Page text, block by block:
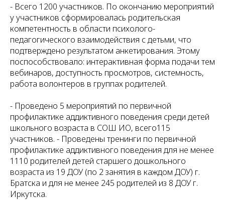
- Всего 1200 участников. По окончанию мероприятий
у участников сформировалась родительская
компетентность в области психолого-
педагогического взаимодействия с детьми, что
подтверждено результатом анкетирования. Этому
поспособствовало: интерактивная форма подачи тем
вебинаров, доступность просмотров, системность,
работа волонтеров в группах родителей.
- Проведено 5 мероприятий по первичной
профилактике аддиктивного поведения среди детей
школьного возраста в СОШ ИО, всего115
участников. - Проведены тренинги по первичной
профилактике аддиктивного поведения для не менее
1110 родителей детей старшего дошкольного
возраста из 19 ДОУ (по 2 занятия в каждом ДОУ) г.
Братска и для не менее 245 родителей из 8 ДОУ г.
Иркутска.